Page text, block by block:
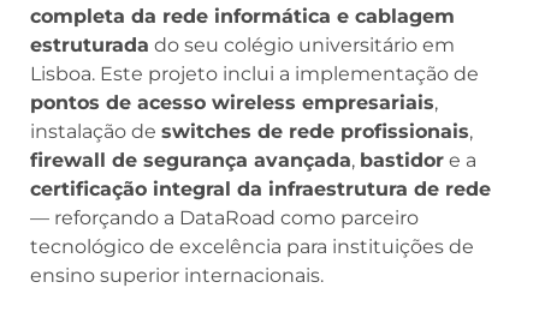
completa da rede informática e cablagem
estruturada do seu colégio universitário em
Lisboa. Este projeto inclui a implementação de
pontos de acesso wireless empresariais,
instalação de switches de rede profissionais,
firewall de segurança avançada, bastidor e a
certificação integral da infraestrutura de rede
— reforçando a DataRoad como parceiro
tecnológico de excelência para instituições de
ensino superior internacionais.